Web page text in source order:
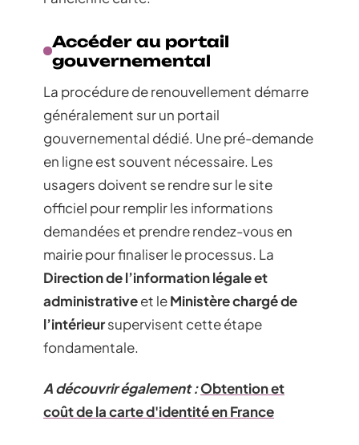
Accéder au portail
gouvernemental
La procédure de renouvellement démarre
généralement sur un portail
gouvernemental dédié. Une pré-demande
en ligne est souvent nécessaire. Les
usagers doivent se rendre sur le site
officiel pour remplir les informations
demandées et prendre rendez-vous en
mairie pour finaliser le processus. La
Direction de l’information légale et
administrativeet leMinistère chargé de
l’intérieursupervisent cette étape
fondamentale.
A découvrir également :Obtention et
coût de la carte d'identité en France